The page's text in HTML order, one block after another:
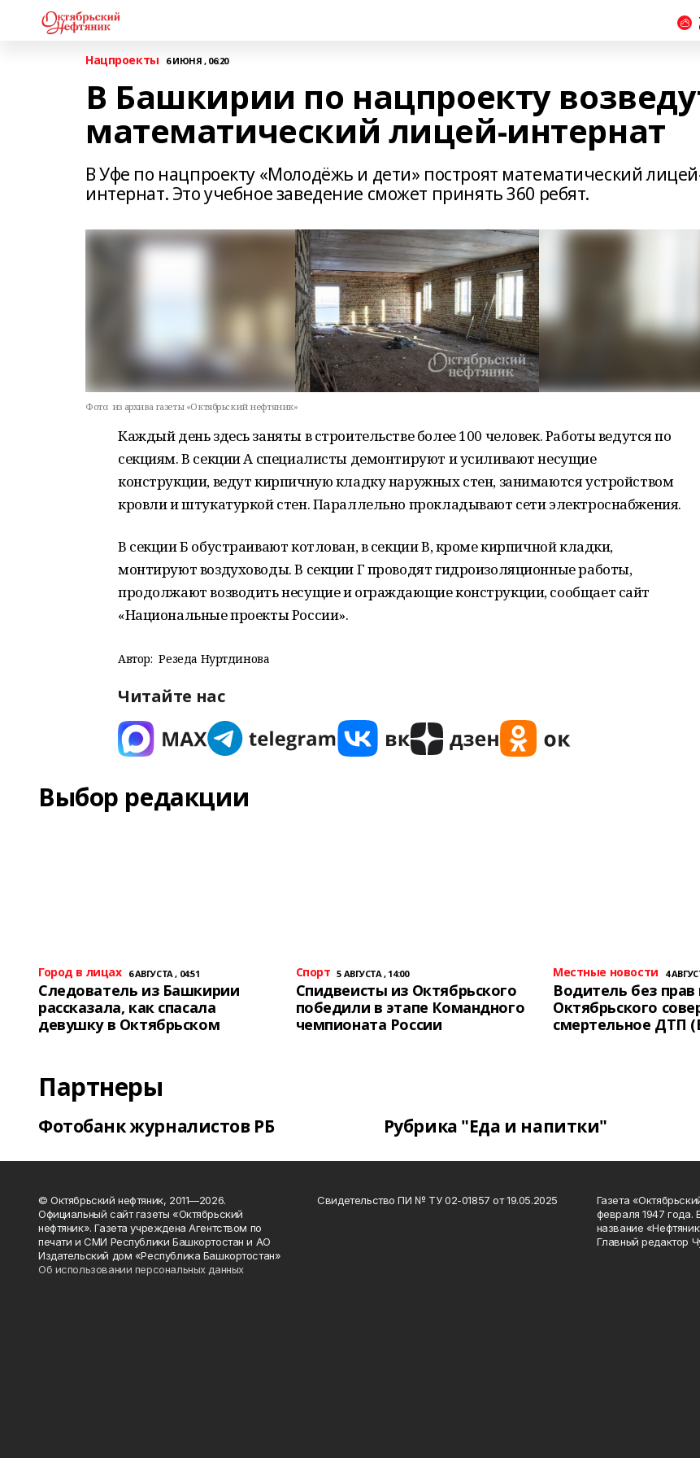
Нацпроекты 6 ИЮНЯ , 06:20
В Башкирии по нацпроекту
математический лицей-интернат
В Уфе по нацпроекту «Молодёжь и дети» построят математический
интернат. Это учебное заведение сможет принять 360 ребят.
Фото: из архива газеты «Октябрьский нефтяник»
Каждый день здесь заняты в строительстве более 100 человек. Работы ведутся по
секциям. В секции А специалисты демонтируют и усиливают несущие
конструкции, ведут кирпичную кладку наружных стен, занимаются устройством
кровли и штукатуркой стен. Параллельно прокладывают сети электроснабжения.
В секции Б обустраивают котлован, в секции В, кроме кирпичной кладки,
монтируют воздуховоды. В секции Г проводят гидроизоляционные работы,
продолжают возводить несущие и ограждающие конструкции, сообщает сайт
«Национальные проекты России».
Автор: Резеда Нуртдинова
Читайте нас
Выбор редакции
Город в лицах 6 АВГУСТА , 04:51
Следователь из Башкирии
рассказала, как спасала
девушку в Октябрьском
Спорт 5 АВГУСТА , 14:00
Спидвеисты из Октябрьского
победили в этапе Командного
чемпионата России
Местные новости 4
Водитель без прав
Октябрьского
смертельное ДТП
Партнеры
Фотобанк журналистов РБ Рубрика "Еда и напитки"
© Октябрьский нефтяник, 2011—2026.
Официальный сайт газеты «Октябрьский
нефтяник». Газета учреждена Агентством по
печати и СМИ Республики Башкортостан и АО
Издательский дом «Республика Башкортостан»
Об использовании персональных данных
Свидетельство ПИ № ТУ 02-01857 от 19.05.2025
Газета
февраля 1947 года.
название
Главный редактор